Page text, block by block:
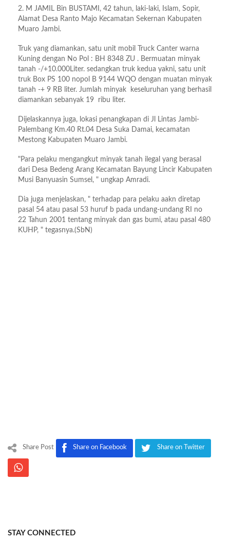
2. M JAMIL Bin BUSTAMI, 42 tahun, laki-laki, Islam, Sopir,
Alamat Desa Ranto Majo Kecamatan Sekernan Kabupaten
Muaro Jambi.
Truk yang diamankan, satu unit mobil Truck Canter warna
Kuning dengan No Pol : BH 8348 ZU . Bermuatan minyak
tanah -/+10.000Liter. sedangkan truk kedua yakni, satu unit
truk Box PS 100 nopol B 9144 WQO dengan muatan minyak
tanah -+ 9 RB liter. Jumlah minyak keseluruhan yang berhasil
diamankan sebanyak 19 ribu liter.
Dijelaskannya juga, lokasi penangkapan di Jl Lintas Jambi-
Palembang Km.40 Rt.04 Desa Suka Damai, kecamatan
Mestong Kabupaten Muaro Jambi.
"Para pelaku mengangkut minyak tanah ilegal yang berasal
dari Desa Bedeng Arang Kecamatan Bayung Lincir Kabupaten
Musi Banyuasin Sumsel, " ungkap Amradi.
Dia juga menjelaskan, " terhadap para pelaku aakn diretap
pasal 54 atau pasal 53 huruf b pada undang-undang RI no
22 Tahun 2001 tentang minyak dan gas bumi, atau pasal 480
KUHP, " tegasnya.(SbN)
Share Post Share on Facebook Share on Twitter
STAY CONNECTED